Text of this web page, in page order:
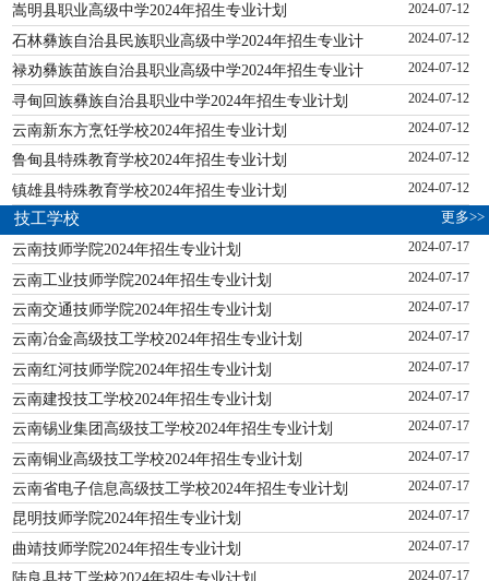
嵩明县职业高级中学2024年招生专业计划 2024-07-12
石林彝族自治县民族职业高级中学2024年招生专业计 2024-07-12
禄劝彝族苗族自治县职业高级中学2024年招生专业计 2024-07-12
寻甸回族彝族自治县职业中学2024年招生专业计划 2024-07-12
云南新东方烹饪学校2024年招生专业计划 2024-07-12
鲁甸县特殊教育学校2024年招生专业计划 2024-07-12
镇雄县特殊教育学校2024年招生专业计划 2024-07-12
技工学校 更多>>
云南技师学院2024年招生专业计划 2024-07-17
云南工业技师学院2024年招生专业计划 2024-07-17
云南交通技师学院2024年招生专业计划 2024-07-17
云南冶金高级技工学校2024年招生专业计划 2024-07-17
云南红河技师学院2024年招生专业计划 2024-07-17
云南建投技工学校2024年招生专业计划 2024-07-17
云南锡业集团高级技工学校2024年招生专业计划 2024-07-17
云南铜业高级技工学校2024年招生专业计划 2024-07-17
云南省电子信息高级技工学校2024年招生专业计划 2024-07-17
昆明技师学院2024年招生专业计划 2024-07-17
曲靖技师学院2024年招生专业计划 2024-07-17
2024-07-17